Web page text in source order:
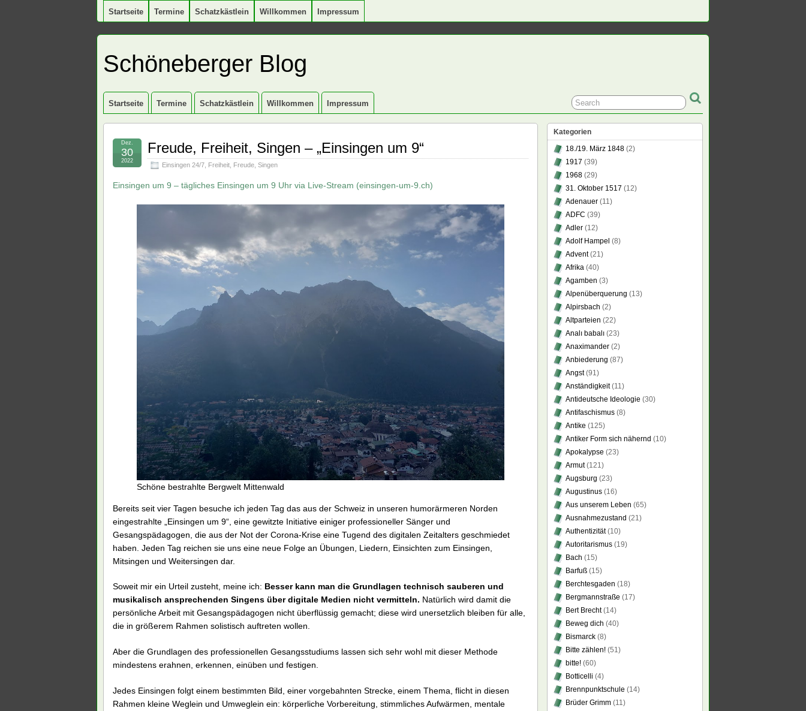
Startseite Termine Schatzkästlein Willkommen Impressum
Schöneberger Blog
Startseite Termine Schatzkästlein Willkommen Impressum
Freude, Freiheit, Singen – „Einsingen um 9“
Einsingen 24/7 Freiheit Freude Singen
Dez.
30
2022
Einsingen um 9 – tägliches Einsingen um 9 Uhr via Live-Stream (einsingen-um-9.ch)
Schöne bestrahlte Bergwelt Mittenwald
Bereits seit vier Tagen besuche ich jeden Tag das aus der Schweiz in unseren humorärmeren Norden
eingestrahlte „Einsingen um 9“, eine gewitzte Initiative einiger professioneller Sänger und
Gesangspädagogen, die aus der Not der Corona-Krise eine Tugend des digitalen Zeitalters geschmiedet
haben. Jeden Tag reichen sie uns eine neue Folge an Übungen, Liedern, Einsichten zum Einsingen,
Mitsingen und Weitersingen dar.
Soweit mir ein Urteil zusteht, meine ich: Besser kann man die Grundlagen technisch sauberen und
musikalisch ansprechenden Singens über digitale Medien nicht vermitteln. Natürlich wird damit die
persönliche Arbeit mit Gesangspädagogen nicht überflüssig gemacht; diese wird unersetzlich bleiben für alle,
die in größerem Rahmen solistisch auftreten wollen.
Aber die Grundlagen des professionellen Gesangsstudiums lassen sich sehr wohl mit dieser Methode
mindestens erahnen, erkennen, einüben und festigen.
Jedes Einsingen folgt einem bestimmten Bild, einer vorgebahnten Strecke, einem Thema, flicht in diesen
Rahmen kleine Weglein und Umweglein ein: körperliche Vorbereitung, stimmliches Aufwärmen, mentale
Kategorien
18./19. März 1848 (2)
1917 (39)
1968 (29)
31. Oktober 1517 (12)
Adenauer (11)
ADFC (39)
Adler (12)
Adolf Hampel (8)
Advent(21)
Afrika (40)
Agamben (3)
Alpenüberquerung (13)
Alpirsbach (2)
Altparteien (22)
Analı babalı (23)
Anaximander (2)
Anbiederung (87)
Angst(91)
Anständigkeit(11)
Antideutsche Ideologie (30)
Antifaschismus (8)
Antike (125)
Antiker Form sich nähernd (10)
Apokalypse (23)
Armut(121)
Augsburg (23)
Augustinus (16)
Aus unserem Leben (65)
Ausnahmezustand (21)
Authentizität(10)
Autoritarismus (19)
Bach (15)
Barfuß (15)
Berchtesgaden (18)
Bergmannstraße (17)
Bert Brecht(14)
Beweg dich (40)
Bismarck (8)
Bitte zählen! (51)
bitte! (60)
Botticelli (4)
Brennpunktschule (14)
Brüder Grimm (11)